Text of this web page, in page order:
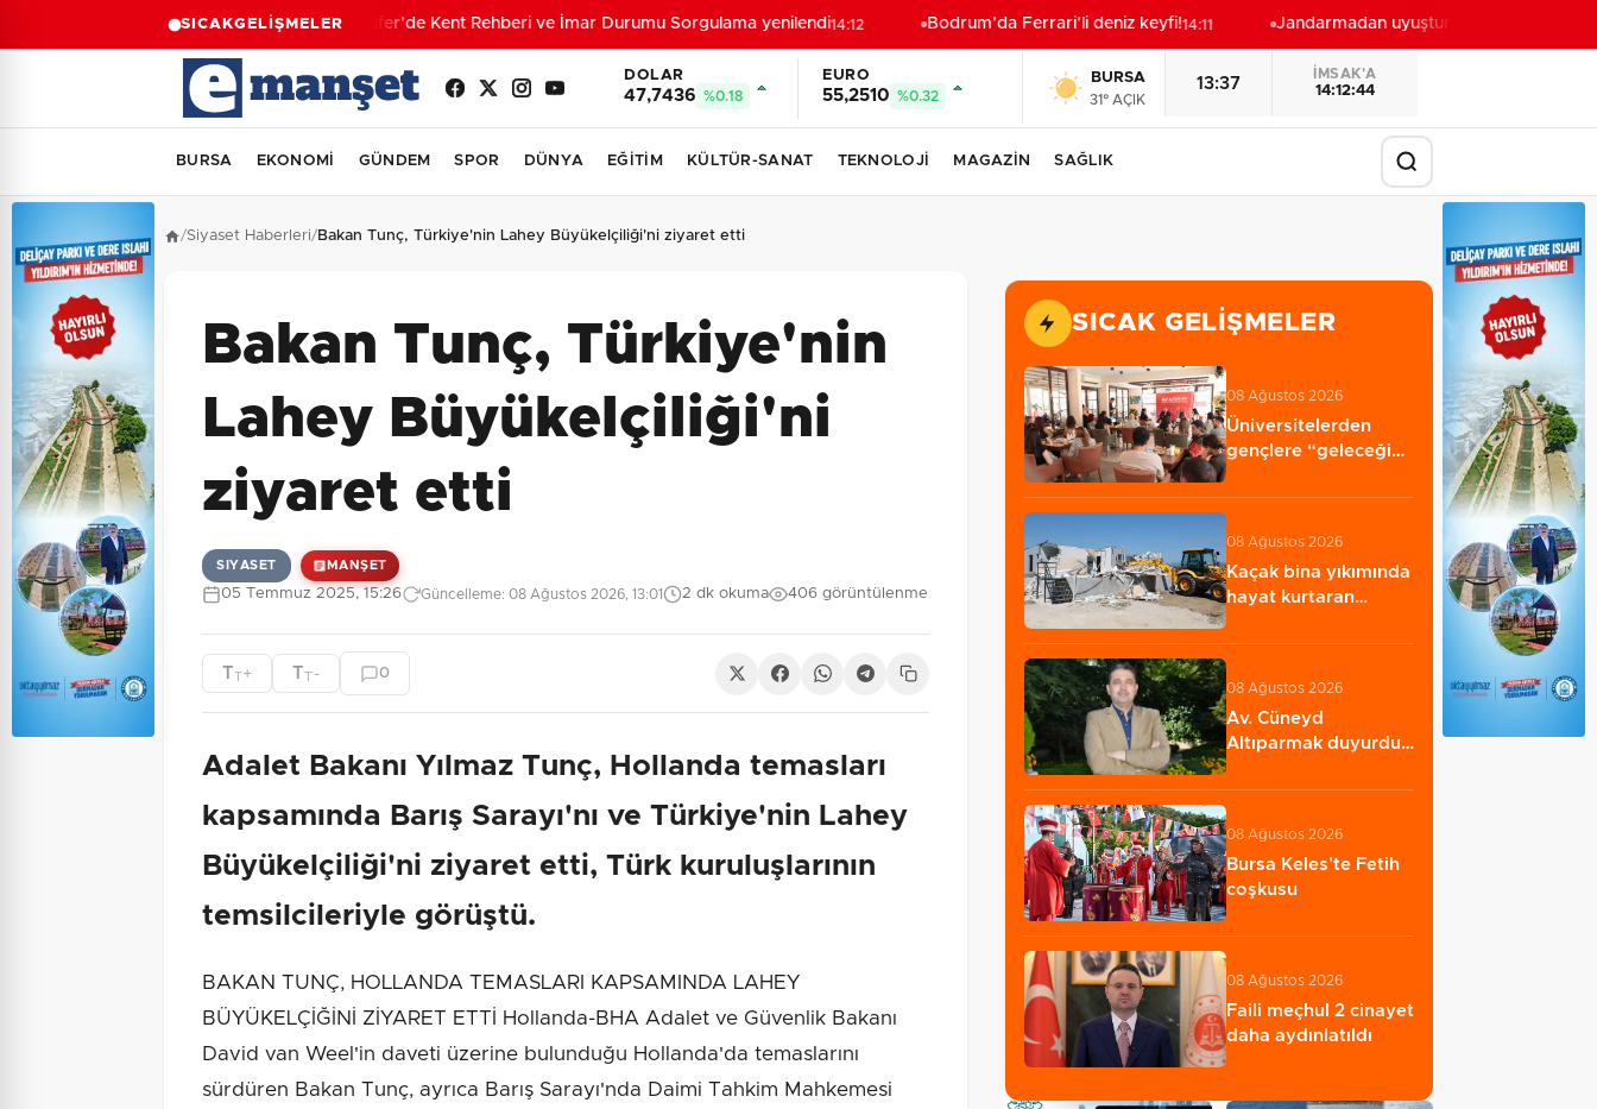
SICAKGELİŞMELERNilüfer’de Kent Rehberi ve İmar Durumu Sorgulama yenilendi14:12 Bodrum’da Ferrari’li deniz keyfi!14:11 Jandarmadan uyuşturucu operasyonu: 1
DOLAR
47,7436 %0.18
EURO
55,2510 %0.32
BURSA
31° AÇIK
13:37
İMSAK'A
14:12:42
BURSA EKONOMİ GÜNDEM SPOR DÜNYA EĞİTİM KÜLTÜR-SANAT TEKNOLOJİ MAGAZİN SAĞLIK
/Siyaset Haberleri/Bakan Tunç, Türkiye'nin Lahey Büyükelçiliği'ni ziyaret etti
Bakan Tunç, Türkiye'nin
Lahey Büyükelçiliği'ni
ziyaret etti
SIYASET MANŞET
05 Temmuz 2025, 15:26 Güncelleme: 08 Ağustos 2026, 13:01 2 dk okuma 406 görüntülenme
TT+ TT - 0
Adalet Bakanı Yılmaz Tunç, Hollanda temasları
kapsamında Barış Sarayı'nı ve Türkiye'nin Lahey
Büyükelçiliği'ni ziyaret etti, Türk kuruluşlarının
temsilcileriyle görüştü.
BAKAN TUNÇ, HOLLANDA TEMASLARI KAPSAMINDA LAHEY
BÜYÜKELÇİĞİNİ ZİYARET ETTİ Hollanda-BHA Adalet ve Güvenlik Bakanı
David van Weel'in daveti üzerine bulunduğu Hollanda'da temaslarını
sürdüren Bakan Tunç, ayrıca Barış Sarayı'nda Daimi Tahkim Mahkemesi
SICAK GELIŞMELER
08 Ağustos 2026
Üniversitelerden
gençlere “geleceğin
rehberliği…
08 Ağustos 2026
Kaçak bina yıkımında
hayat kurtaran
08 Ağustos 2026
Av. Cüneyd
Altıparmak duyurdu:
sistemi…
08 Ağustos 2026
Bursa Keles'te Fetih
coşkusu
08 Ağustos 2026
Faili meçhul 2 cinayet
daha aydınlatıldı